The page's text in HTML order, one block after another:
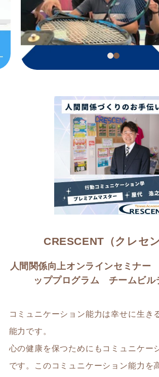
CRESCENT（クレセン
人間関係向上オンラインセミナ
ッププログラム チームビル
コミュニケーション能力は幸せに生き
能力です。
心の健康を保つためにもコミュニケー
です。このコミュニケーション能力を